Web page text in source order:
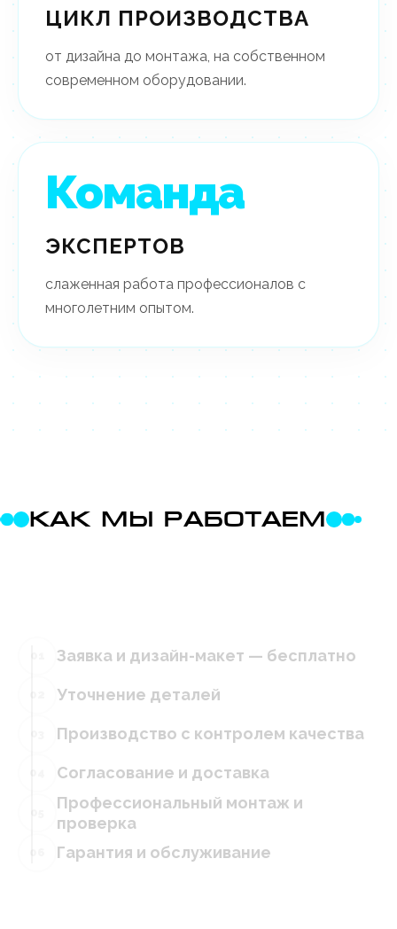
ЦИКЛ ПРОИЗВОДСТВА
от дизайна до монтажа, на собственном
современном оборудовании.
Команда
ЭКСПЕРТОВ
слаженная работа профессионалов с
многолетним опытом.
КАК МЫ РАБОТАЕМ
Заявка и дизайн-макет — бесплатно
Уточнение деталей
Производство с контролем качества
Согласование и доставка
Профессиональный монтаж и
проверка
Гарантия и обслуживание